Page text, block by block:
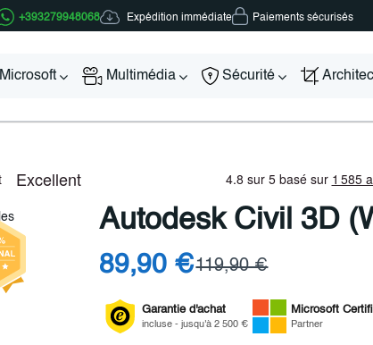
+393279948068 Expédition immédiate Paiements sécurisés
Microsoft Multimédia Sécurité
Autodesk Civil 3D
89,90 €119,90 €
Garantie d'achat
incluse - jusqu'à 2 500 €
Microsoft
Partner